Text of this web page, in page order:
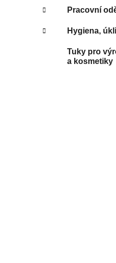
Pracovní
Hygiena,
Tuky pro
a kosmetiky